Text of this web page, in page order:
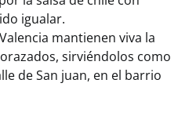
igualar.
mantienen viva la
sirviéndolos como
de San juan, en el barrio